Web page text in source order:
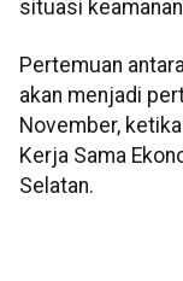
situasi
Pertemuan
akan menjadi
November,
Kerja Sama
Selatan.